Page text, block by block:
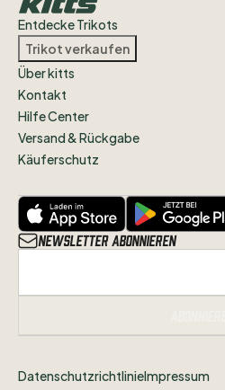
Entdecke Trikots
Trikot verkaufen
Über kitts
Kontakt
Hilfe Center
Versand & Rückgabe
Käuferschutz
Newsletter abonnieren
DatenschutzrichtlinieImpressum